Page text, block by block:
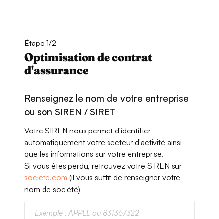
Étape 1/2
Optimisation de contrat
d'assurance
Renseignez le nom de votre entreprise
ou son SIREN / SIRET
Votre SIREN nous permet d'identifier
automatiquement votre secteur d'activité ainsi
que les informations sur votre entreprise.
Si vous êtes perdu, retrouvez votre SIREN sur
societe.com (il vous suffit de renseigner votre
nom de société)